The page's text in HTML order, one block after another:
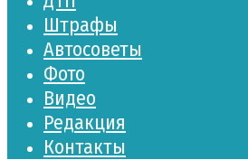
Штрафы
Автосоветы
Фото
Видео
Редакция
Контакты